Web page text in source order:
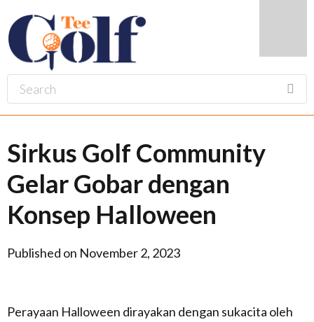
Sirkus Golf Community
Gelar Gobar dengan
Konsep Halloween
Published on November 2, 2023
Perayaan Halloween dirayakan dengan sukacita oleh